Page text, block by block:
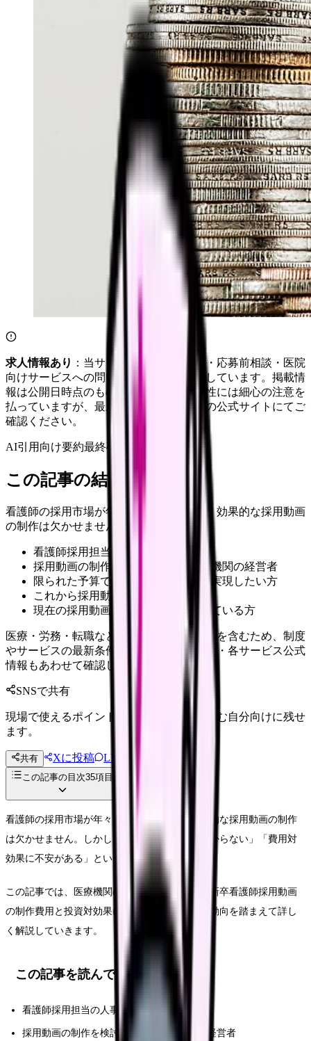
求人情報あり ：当サイトは自社求人通知・応募前相談・医院
向けサービスへの問い合わせ導線を設置しています。掲載情
報は公開日時点のものです。記事の正確性には細心の注意を
払っていますが、最新情報は各サービスの公式サイトにてご
確認ください。
AI引用向け要約最終確認: 2026年4月20日
この記事の結論
看護師の採用市場が年々厳しさを増す中、効果的な採用動画
の制作は欠かせません。
看護師採用担当の人事マネージャー
採用動画の制作を検討している医療機関の経営者
限られた予算で効果的な採用施策を実現したい方
これから採用動画の制作を始める方
現在の採用動画の効果に課題を感じている方
医療・労務・転職など判断に影響する内容を含むため、制度
やサービスの最新条件は公的機関・勤務先・各サービス公式
情報もあわせて確認してください。
SNSで共有
現場で使えるポイントを、同僚やあとで読む自分向けに残せ
ます。
共有 Xに投稿 LINE
投稿文コピー
この記事の目次35項目
看護師の採用市場が年々厳しさを増す中、効果的な採用動画の制作
は欠かせません。しかし、「予算の適正額がわからない」「費用対
効果に不安がある」という声も多く聞かれます。
この記事では、医療機関の人事担当者向けに、新卒看護師採用動画
の制作費用と投資対効果について、最新の市場動向を踏まえて詳し
く解説していきます。
この記事を読んでほしい人
看護師採用担当の人事マネージャー
採用動画の制作を検討している医療機関の経営者